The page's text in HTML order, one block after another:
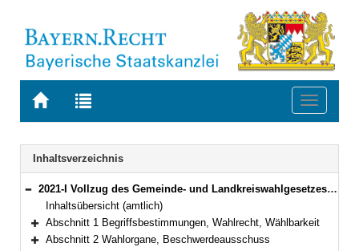
Zur
BAYERN.RECHT
Zur
letzten
Suche
Toggle
Navigation
Inhaltsverzeichnis
Bereich reduzieren
2021-I Vollzug des Gemeinde- und Landkreiswahlgesetzes und der Gemeinde- und Landkreiswahlordnung (Gemeinde- und Landkreiswahlbekanntmachung – GLKrWBek) Bekanntmachung des Bayerischen Staatsministeriums des Innern, für Sport und Integration vom 24. Oktober 2024, Az. B1-1367-3-37 (BayMBl. Nr. 534 )
Inhaltsübersicht (amtlich)
Bereich erweitern
Abschnitt 1 Begriffsbestimmungen, Wahlrecht, Wählbarkeit
Abschnitt 2 Wahlorgane, Beschwerdeausschuss